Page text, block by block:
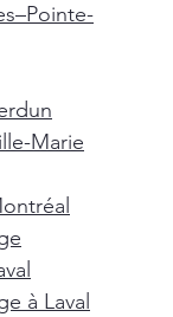
Marie
à Laval